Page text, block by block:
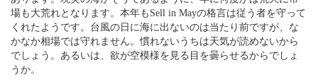
場も大荒れとなります。本年もSell in Mayの格言は従う者を守って
くれたようです。台風の日に海に出ないのは当たり前ですが、な
かなか相場では守れません。慣れないうちは天気が読めないから
でしょう。あるいは、欲が空模様を見る目を曇らせるからでしょ
うか。